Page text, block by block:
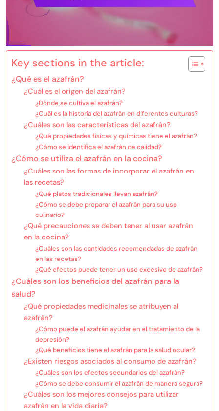
Key sections in the article:
¿Qué es el azafrán?
¿Cuál es el origen del azafrán?
¿Dónde se cultiva el azafrán?
¿Cuál es la historia del azafrán en diferentes culturas?
¿Cuáles son las características del azafrán?
¿Qué propiedades físicas y químicas tiene el azafrán?
¿Cómo se identifica el azafrán de calidad?
¿Cómo se utiliza el azafrán en la cocina?
¿Cuáles son las formas de incorporar el azafrán en
las recetas?
¿Qué platos tradicionales llevan azafrán?
¿Cómo se debe preparar el azafrán para su uso
culinario?
¿Qué precauciones se deben tener al usar azafrán
en la cocina?
¿Cuáles son las cantidades recomendadas de azafrán
en las recetas?
¿Qué efectos puede tener un uso excesivo de azafrán?
¿Cuáles son los beneficios del azafrán para la
salud?
¿Qué propiedades medicinales se atribuyen al
azafrán?
¿Cómo puede el azafrán ayudar en el tratamiento de la
depresión?
¿Qué beneficios tiene el azafrán para la salud ocular?
¿Existen riesgos asociados al consumo de azafrán?
¿Cuáles son los efectos secundarios del azafrán?
¿Cómo se debe consumir el azafrán de manera segura?
¿Cuáles son los mejores consejos para utilizar
azafrán en la vida diaria?